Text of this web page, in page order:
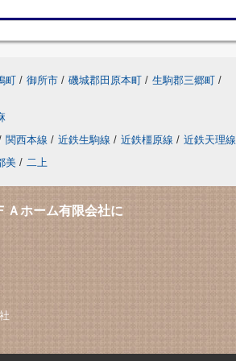
町 / 御所市 / 磯城郡田原本町 / 生駒郡三郷町 /
関西本線 / 近鉄生駒線 / 近鉄橿原線 / 近鉄天理線
美 / 二上
Ａホーム有限会社に